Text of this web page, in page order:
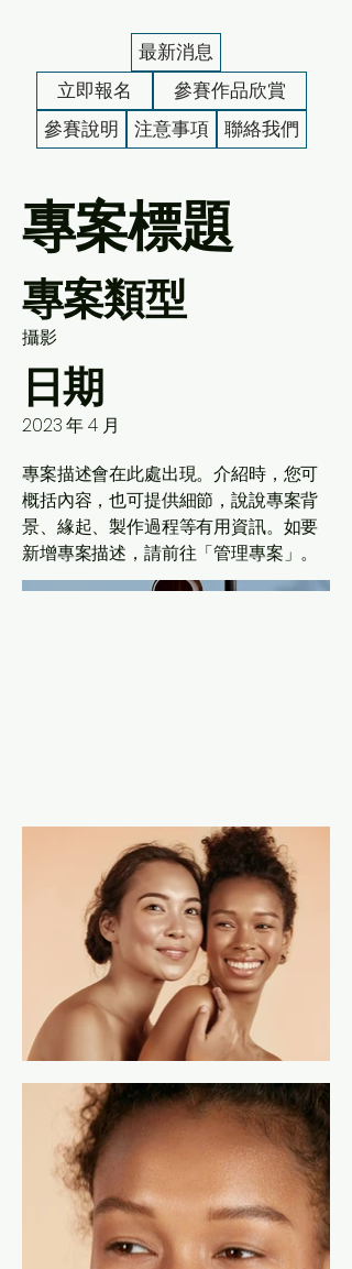
最新消息
立即報名
參賽作品欣賞
參賽說明
注意事項 聯絡我們
專案標題
專案類型
攝影
日期
2023 年 4 月
專案描述會在此處出現。介紹時，您可
概括內容，也可提供細節，說說專案背
景、緣起、製作過程等有用資訊。如要
新增專案描述，請前往「管理專案」。